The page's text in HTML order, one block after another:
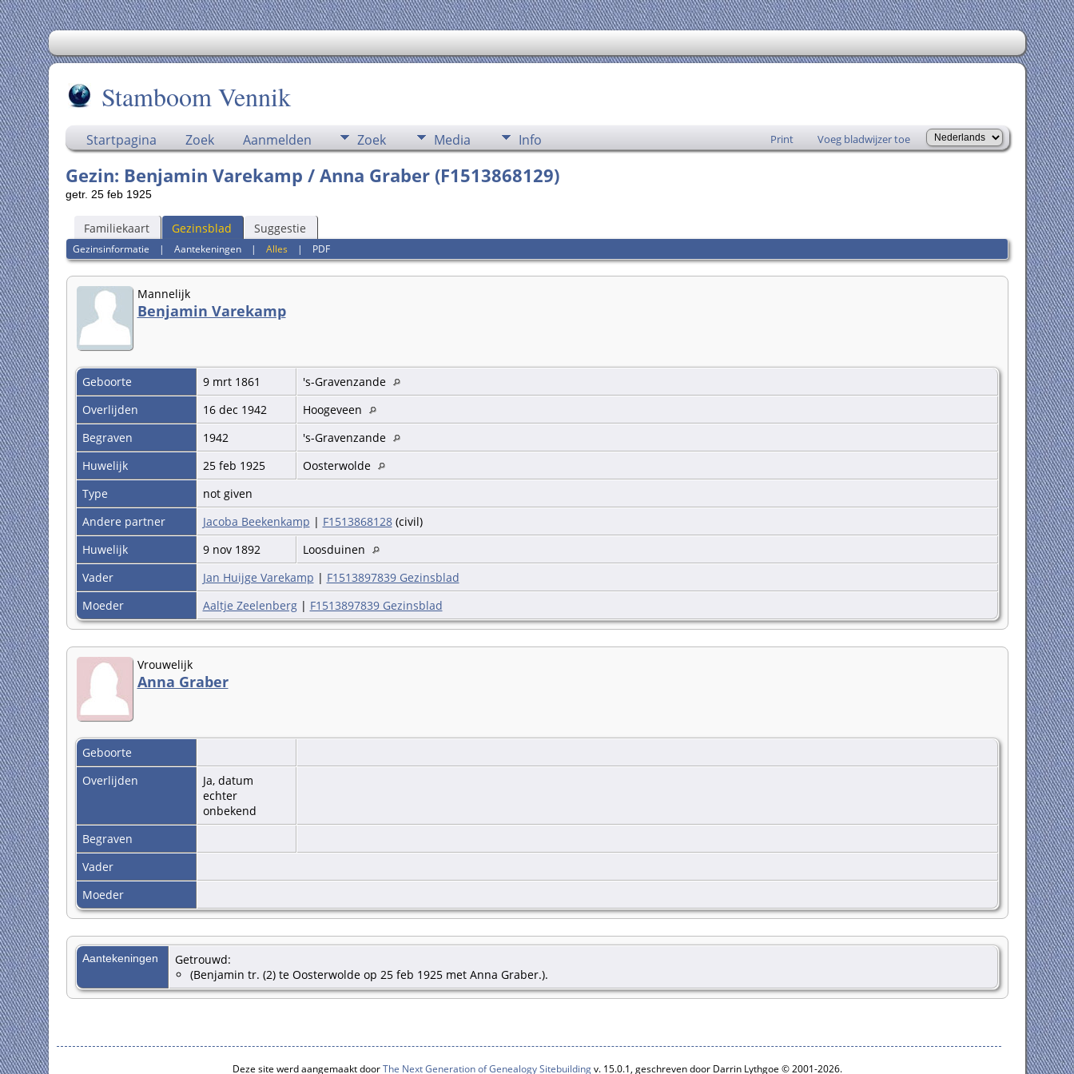
Stamboom Vennik
Startpagina Zoek Aanmelden Zoek Media Info Print Voeg bladwijzer toe
Gezin: Benjamin Varekamp / Anna Graber (F1513868129)
getr. 25 feb 1925
Familiekaart Gezinsblad Suggestie
Gezinsinformatie | Aantekeningen| Alles | PDF
Mannelijk
Benjamin Varekamp
Geboorte 9 mrt 1861
's-Gravenzande
Overlijden
16 dec 1942
Hoogeveen
Begraven
1942
's-Gravenzande
Huwelijk
25 feb 1925
Oosterwolde
Type
not given
Andere partner
Jacoba Beekenkamp | F1513868128(civil)
Huwelijk
9 nov 1892
Loosduinen
Vader
Jan Huijge Varekamp | F1513897839 Gezinsblad
Moeder
Aaltje Zeelenberg| F1513897839 Gezinsblad
Vrouwelijk
Anna Graber
Geboorte
Overlijden
Ja, datum
echter
onbekend
Begraven
Vader
Moeder
Aantekeningen
Getrouwd:
(Benjamin tr. (2) te Oosterwolde op 25 feb 1925 met Anna Graber.).
Deze site werd aangemaakt doorThe Next Generation of Genealogy Sitebuildingv. 15.0.1, geschreven door Darrin Lythgoe © 2001-2026.